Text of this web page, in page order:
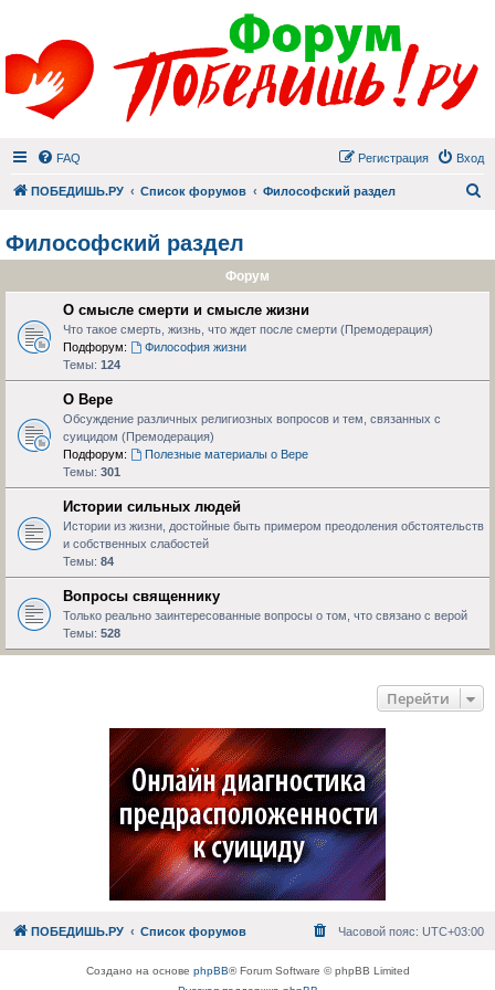
FAQ Вход
Регистрация
ПОБЕДИШЬ.РУ Список форумов Философский раздел
Философский раздел
Форум
О смысле смерти и смысле жизни
Что такое смерть, жизнь, что ждет после смерти (Премодерация)
Подфорум:
Философия жизни
Темы: 124
О Вере
Обсуждение различных религиозных вопросов и тем, связанных с
суицидом (Премодерация)
Подфорум:
Полезные материалы о Вере
Темы: 301
Истории сильных людей
Истории из жизни, достойные быть примером преодоления обстоятельств
и собственных слабостей
Темы: 84
Вопросы священнику
Только реально заинтересованные вопросы о том, что связано с верой
Темы: 528
Перейти
ПОБЕДИШЬ.РУ Список форумов Часовой пояс: UTC+03:00
Создано на основе phpBB® Forum Software © phpBB Limited